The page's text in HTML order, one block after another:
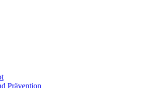
Prävention